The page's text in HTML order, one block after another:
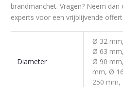
brandmanchet. Vragen? Neem
experts voor een vrijblijvende
Diameter
Ø 32
Ø 63
Ø 90
mm, Ø
250